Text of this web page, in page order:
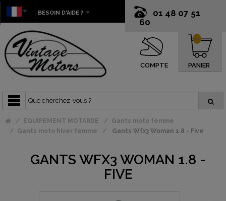
01 48 07 51
60
BESOIN D'AIDE ?
COMPTE PANIER
0
EQUIPEMENT MOTARDE
Gants moto femme
Gants moto hiver femme
Gants Wfx3 Woman 1.8 - Five
GANTS WFX3 WOMAN 1.8 -
FIVE